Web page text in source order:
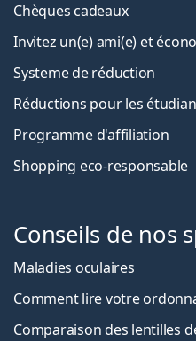
Chèques cadeaux
Invitez un(e) ami(e) et
Systeme de réduction
Réductions pour les
Programme d'affiliation
Shopping eco-responsable
Conseils de nos
Maladies oculaires
Comment lire votre
Comparaison des lentilles